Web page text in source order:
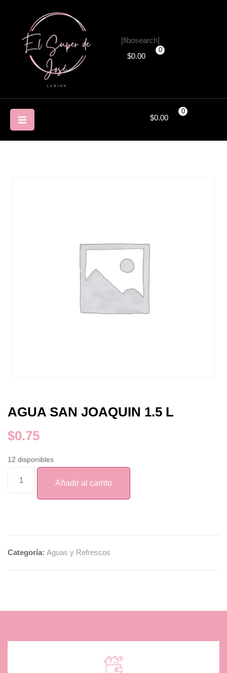
[fibosearch]
$0.00
0
$0.00
0
AGUA SAN JOAQUIN 1.5 L
$0.75
12 disponibles
Añadir al carrito
Categoría: Aguas y Refrescos